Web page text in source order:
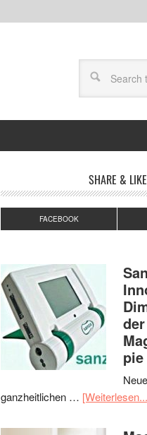
SHARE & LIKE
FACEBOOK
der
pie
ganzheitlichen …